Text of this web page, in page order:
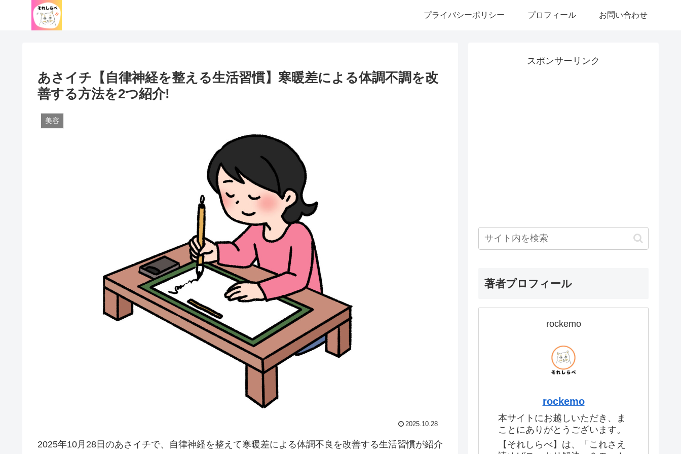
プライバシーポリシー プロフィール お問い合わせ
あさイチ【自律神経を整える生活習慣】寒暖差による体調不調を改
善する方法を2つ紹介!
美容
2025.10.28
2025年10月28日のあさイチで、自律神経を整えて寒暖差による体調不良を改善する生活習慣が紹介
スポンサーリンク
著者プロフィール
rockemo
rockemo
本サイトにお越しいただき、ま
ことにありがとうございます。
【それしらべ】は、「これさえ